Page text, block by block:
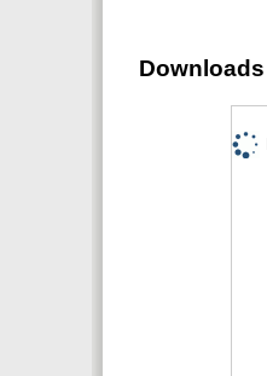
Downloads